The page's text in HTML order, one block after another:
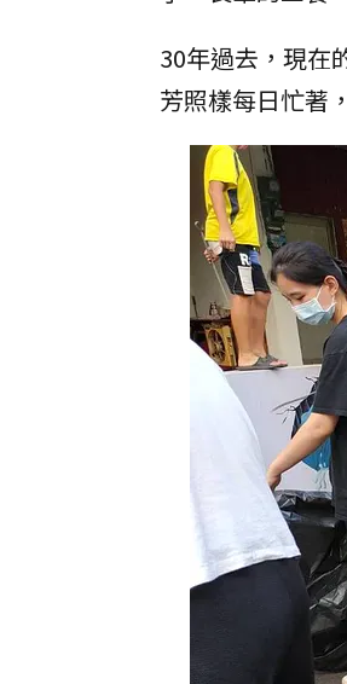
30年過去，現在
芳照樣每日忙著